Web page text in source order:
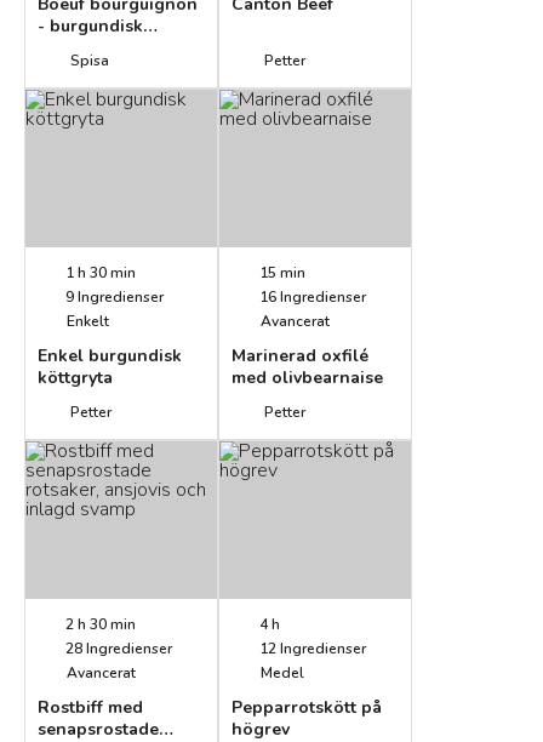
- burgundisk
Spisa Petter
1 h 30 min
9Ingredienser
Enkelt
Enkel burgundisk
köttgryta
Petter
15 min
16Ingredienser
Avancerat
Marinerad oxfilé
med olivbearnaise
Petter
2 h 30 min
28Ingredienser
Avancerat
Rostbiff med
senapsrostade
4 h
12Ingredienser
Medel
Pepparrotskött på
högrev